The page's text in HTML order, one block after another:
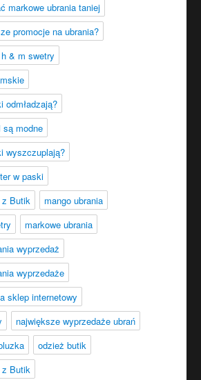
markowe ubrania taniej
promocje na ubrania?
h & m swetry
odmładzają?
modne
wyszczuplają?
w paski
Butik
mango ubrania
markowe ubrania
wyprzedaż
wyprzedaże
sklep internetowy
największe wyprzedaże ubrań
odzież butik
Butik